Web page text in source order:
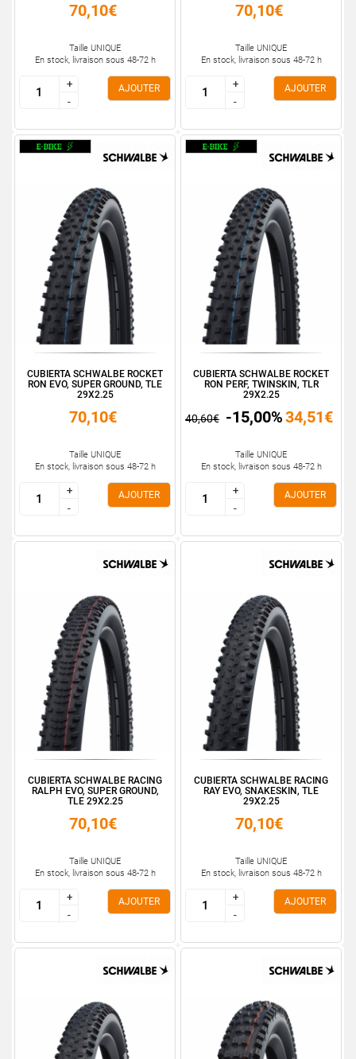
70,10€
Taille UNIQUE
En stock, livraison sous 48-72 h
+
-
+
-
AJOUTER
70,10€
Taille UNIQUE
En stock, livraison sous 48-72 h
+
-
+
-
AJOUTER
CUBIERTA SCHWALBE ROCKET
RON EVO, SUPER GROUND, TLE
29X2.25
70,10€
Taille UNIQUE
En stock, livraison sous 48-72 h
+
-
+
-
AJOUTER
CUBIERTA SCHWALBE ROCKET
RON PERF, TWINSKIN, TLR
29X2.25
40,60€ -15,00%34,51€
Taille UNIQUE
En stock, livraison sous 48-72 h
+
-
+
-
AJOUTER
CUBIERTA SCHWALBE RACING
RALPH EVO, SUPER GROUND,
TLE 29X2.25
70,10€
Taille UNIQUE
En stock, livraison sous 48-72 h
+
-
+
-
AJOUTER
CUBIERTA SCHWALBE RACING
RAY EVO, SNAKESKIN, TLE
29X2.25
70,10€
Taille UNIQUE
En stock, livraison sous 48-72 h
+
-
+
-
AJOUTER